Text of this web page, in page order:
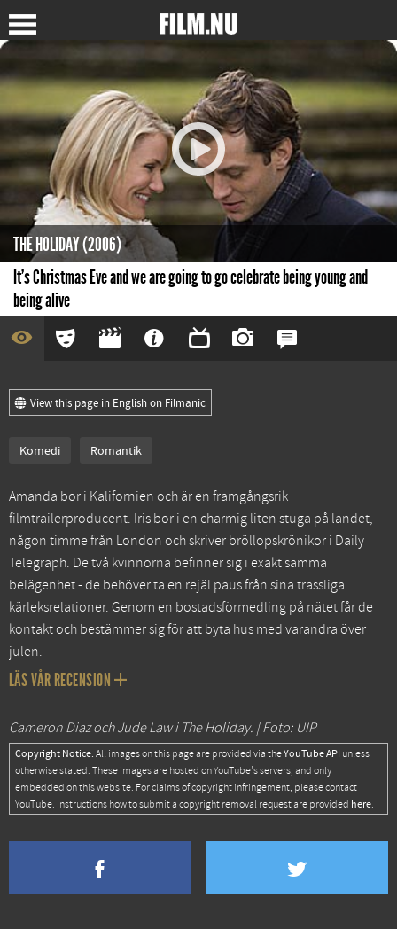
THE HOLIDAY (2006)
It's Christmas Eve and we are going to go celebrate being young and
being alive
View this page in English on Filmanic
Komedi Romantik
Amanda bor i Kalifornien och är en framgångsrik
filmtrailerproducent. Iris bor i en charmig liten stuga på landet,
någon timme från London och skriver bröllopskrönikor i Daily
Telegraph. De två kvinnorna befinner sig i exakt samma
belägenhet - de behöver ta en rejäl paus från sina trassliga
kärleksrelationer. Genom en bostadsförmedling på nätet får de
kontakt och bestämmer sig för att byta hus med varandra över
julen.
LÄS VÅR RECENSION
Cameron Diaz och Jude Law i The Holiday. | Foto: UIP
Copyright Notice: All images on this page are provided via theYouTube API unless
otherwise stated. These images are hosted on YouTube's servers, and only
embedded on this website. For claims of copyright infringement, please contact
YouTube. Instructions how to submit a copyright removal request are provided here.